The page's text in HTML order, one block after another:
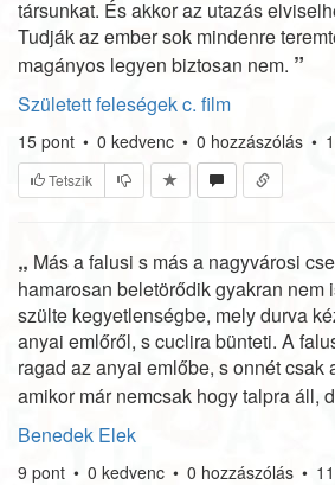
társunkat. És akkor az utazás
Tudják az ember sok mindenre
magányos legyen biztosan nem. ”
Született feleségek c. film
15 pont • 0 kedvenc • 0 hozzászólás •
Tetszik
„ Más a falusi s más a nagyvárosi
hamarosan beletörődik gyakran nem
szülte kegyetlenségbe, mely durva
anyai emlőről, s cuclira bünteti. A
ragad az anyai emlőbe, s onnét csak
amikor már nemcsak hogy talpra áll,
Benedek Elek
9 pont • 0 kedvenc • 0 hozzászólás •